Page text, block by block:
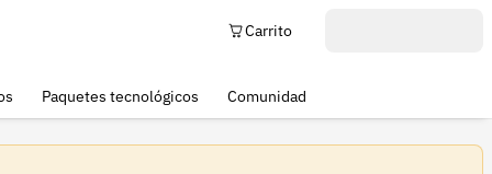
Carrito
Paquetes tecnológicos Comunidad